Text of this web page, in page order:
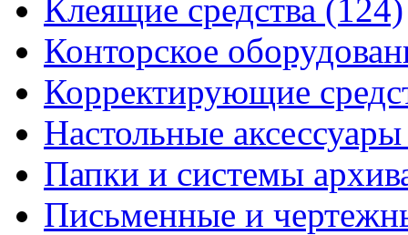
Клеящие средства (124)
Конторское
Корректирующие
Настольные
Папки и системы
Письменные и